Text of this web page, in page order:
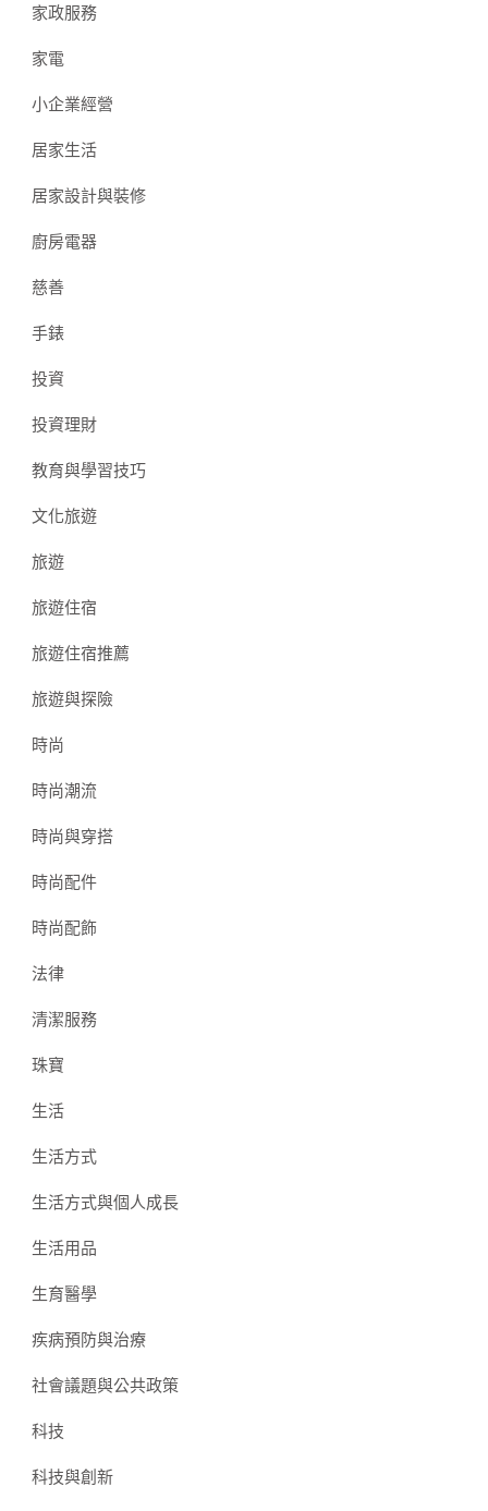
家政服務
家電
小企業經營
居家生活
居家設計與裝修
廚房電器
慈善
手錶
投資
投資理財
教育與學習技巧
文化旅遊
旅遊
旅遊住宿
旅遊住宿推薦
旅遊與探險
時尚
時尚潮流
時尚與穿搭
時尚配件
時尚配飾
法律
清潔服務
珠寶
生活
生活方式
生活方式與個人成長
生活用品
生育醫學
疾病預防與治療
社會議題與公共政策
科技
科技與創新